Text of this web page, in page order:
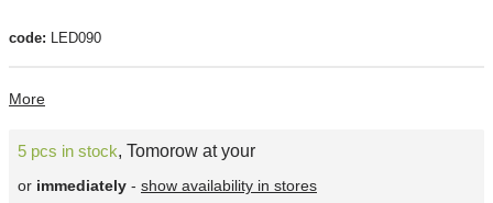
code: LED090
More
5 pcs in stock, Tomorow at your
or immediately - show availability in stores